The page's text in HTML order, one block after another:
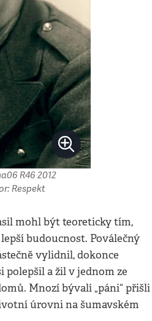
R46 2012
Respekt
mohl být teoreticky tím,
budoucnost. Poválečný
vylidnil, dokonce
a žil v jednom ze
Mnozí bývalí „páni“ přišli
úrovni na šumavském